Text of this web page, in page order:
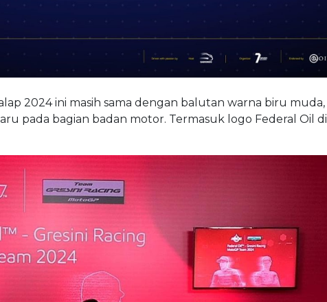
2024 ini masih sama dengan balutan warna biru muda,
pada bagian badan motor. Termasuk logo Federal Oil